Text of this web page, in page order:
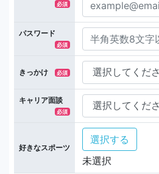
必須
パスワード
必須
きっかけ 必須
キャリア面談
必須
好きなスポーツ
選択する
未選択